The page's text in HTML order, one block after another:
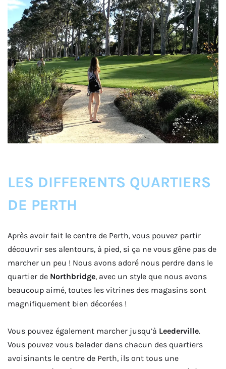
LES DIFFERENTS QUARTIERS
DE PERTH
Après avoir fait le centre de Perth, vous pouvez partir
découvrir ses alentours, à pied, si ça ne vous gêne pas de
marcher un peu ! Nous avons adoré nous perdre dans le
quartier de Northbridge, avec un style que nous avons
beaucoup aimé, toutes les vitrines des magasins sont
magnifiquement bien décorées !
Vous pouvez également marcher jusqu’à Leederville.
Vous pouvez vous balader dans chacun des quartiers
avoisinants le centre de Perth, ils ont tous une